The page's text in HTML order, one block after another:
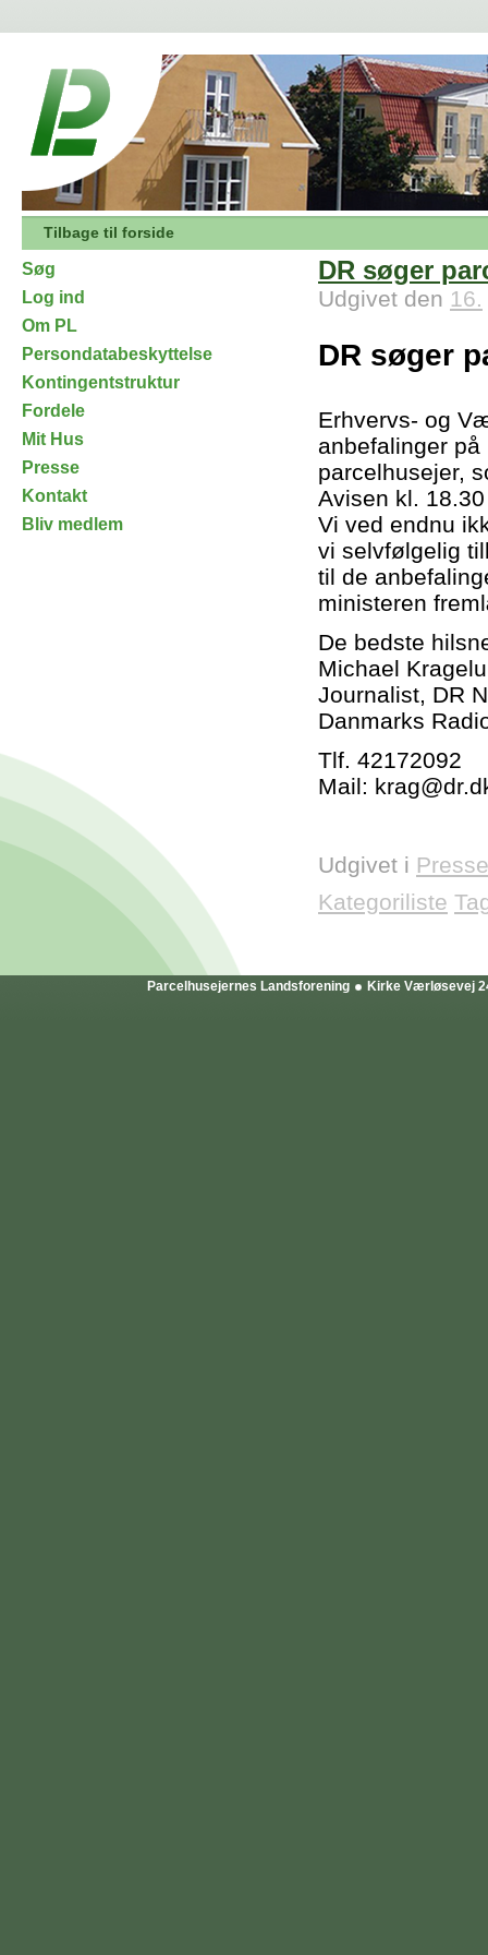
Tilbage til forside
Søg
Log ind
Om PL
Persondatabeskyttelse
Kontingentstruktur
Fordele
Mit Hus
Presse
Kontakt
Bliv medlem
DR søger
Udgivet den 16.
DR søger
Erhvervs- og
anbefalinger
parcelhusejer,
Avisen kl.
Vi ved endnu
vi selvfølgelig
til de
ministeren
De bedste
Michael
Journalist, DR
Danmarks
Tlf. 42172092
Mail:
Udgivet i
Kategoriliste
Parcelhusejernes Landsforening Kirke Værløsevej